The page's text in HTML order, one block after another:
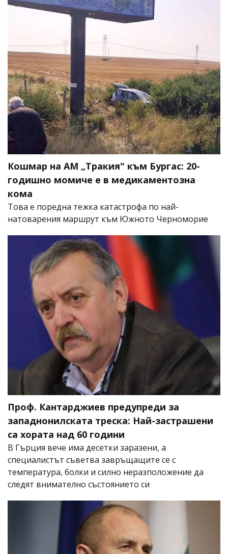
Кошмар на АМ „Тракия" към Бургас: 20-
годишно момиче е в медикаментозна
кома
Това е поредна тежка катастрофа по най-
натоварения маршрут към Южното Черноморие
Проф. Кантарджиев предупреди за
западнонилската треска: Най-застрашени
са хората над 60 години
В Гърция вече има десетки заразени, а
специалистът съветва завръщащите се с
температура, болки и силно неразположение да
следят внимателно състоянието си